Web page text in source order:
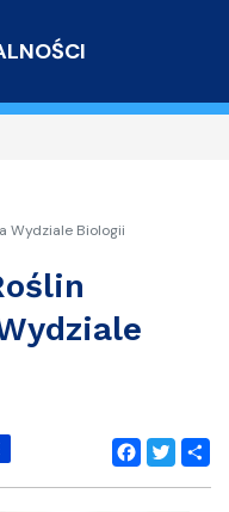
Wydziale Biologii
Facebook
Twitter